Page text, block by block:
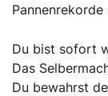
Pannenrekorde
Du bist sofort
Das
Du bewahrst